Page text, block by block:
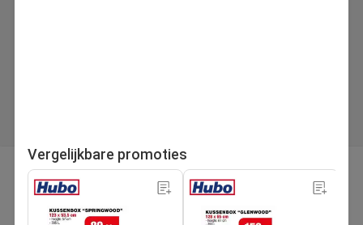
pagina
1/65
Vergelijkbare promoties